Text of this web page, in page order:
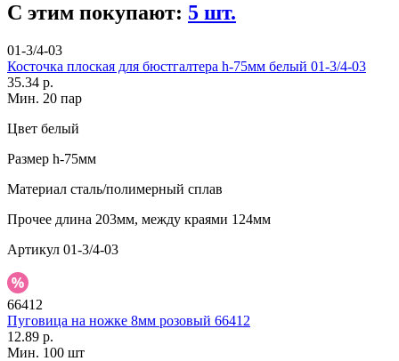
С этим покупают: 5 шт.
01-3/4-03
Косточка плоская для бюстгалтера h-75мм белый 01-3/4-03
35.34 р.
Мин. 20 пар
Цвет белый
Размер h-75мм
Материал сталь/полимерный сплав
Прочее длина 203мм, между краями 124мм
Артикул 01-3/4-03
66412
Пуговица на ножке 8мм розовый 66412
12.89 р.
Мин. 100 шт